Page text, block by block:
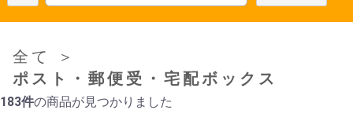
全て
＞
ポスト・郵便受・宅配ボックス
183件の商品が見つかりました